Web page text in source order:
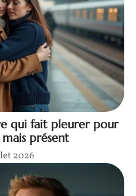
qui fait pleurer pour
présent
2026